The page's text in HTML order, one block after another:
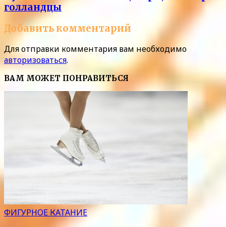
голландцы
Добавить комментарий
Для отправки комментария вам необходимо
авторизоваться.
ВАМ МОЖЕТ ПОНРАВИТЬСЯ
ФИГУРНОЕ КАТАНИЕ